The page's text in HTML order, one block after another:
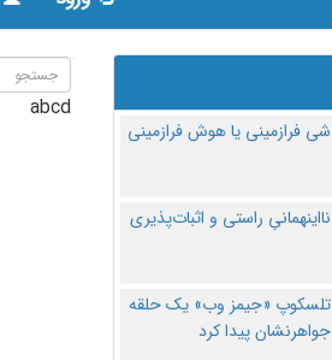
شی فرازمینی یا هوش فرازمینی
نااینهمانیِ راستی و اثبات‌پذیری
تلسکوپ «جیمز وب» یک حلقه
جواهرنشان پیدا کرد
abcd